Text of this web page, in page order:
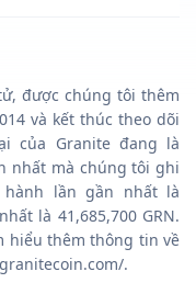
được chúng tôi thêm
và kết thúc theo dõi
của Granite đang là
nhất mà chúng tôi ghi
hành lần gần nhất là
là 41,685,700 GRN.
hiểu thêm thông tin về
.